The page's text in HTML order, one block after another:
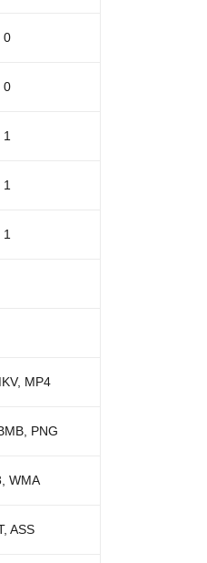
0
0
1
1
1
MP4
PNG
WMA
ASS